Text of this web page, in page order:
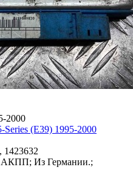
2000
(E39) 1995-2000
1423632
АКПП; Из Германии.;